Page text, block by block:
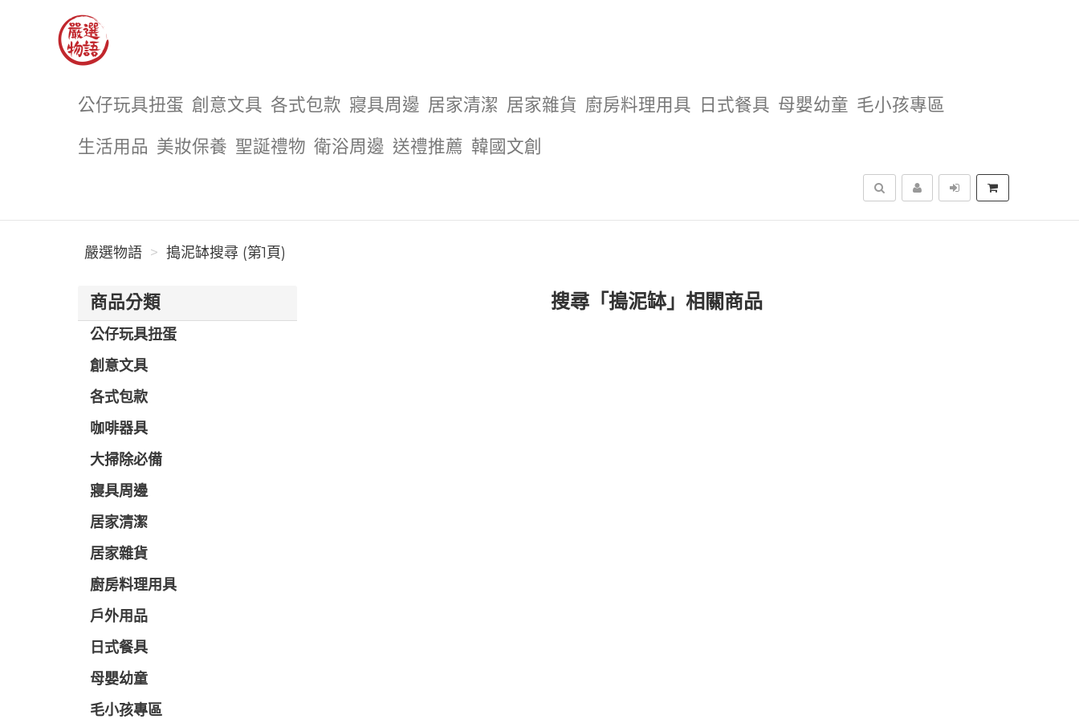
公仔玩具扭蛋 創意文具 各式包款 寢具周邊 居家清潔 居家雜貨 廚房料理用具 日式餐具 母嬰幼童 毛小孩專區
生活用品 美妝保養 聖誕禮物 衛浴周邊 送禮推薦 韓國文創
搜尋
嚴選物語 搗泥缽搜尋 (第1頁)
商品分類
公仔玩具扭蛋
創意文具
各式包款
咖啡器具
大掃除必備
寢具周邊
居家清潔
居家雜貨
廚房料理用具
戶外用品
日式餐具
母嬰幼童
毛小孩專區
搜尋「搗泥缽」相關商品